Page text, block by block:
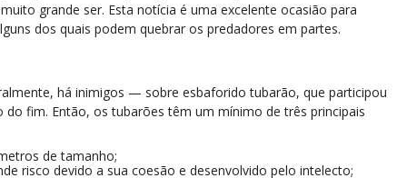
grande ser. Esta notícia é uma excelente ocasião para
dos quais podem quebrar os predadores em partes.
há inimigos — sobre esbaforido tubarão, que participou
fim. Então, os tubarões têm um mínimo de três principais
de tamanho;
risco devido a sua coesão e desenvolvido pelo intelecto;